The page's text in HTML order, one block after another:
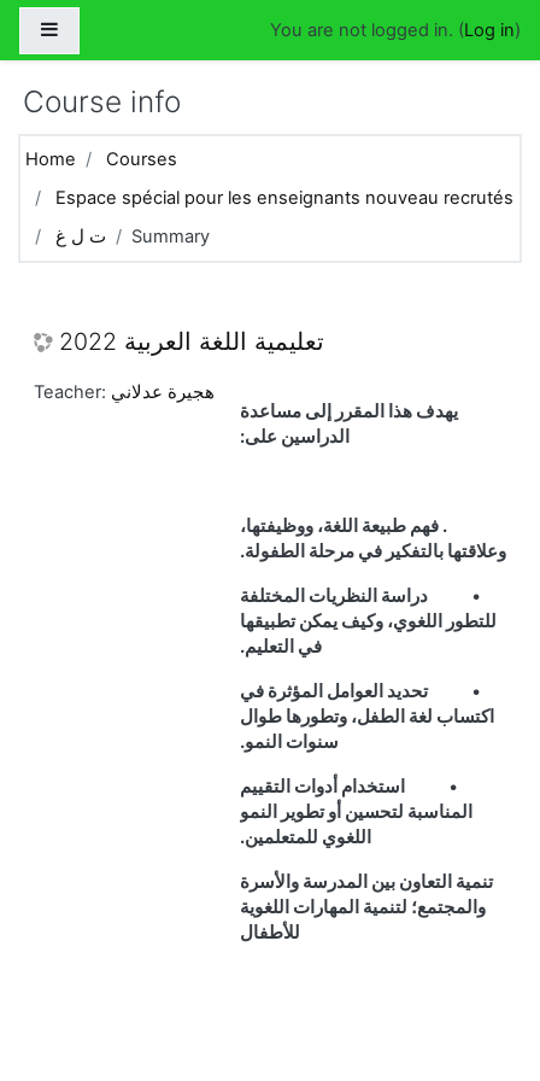
Skip to main content
You are not logged in. (Log in)
Course info
Home
Courses
Espace spécial pour les enseignants nouveau recrutés
ت ل غ
Summary
تعليمية اللغة العربية 2022
يهدف هذا المقرر إلى مساعدة
الدراسين على:
. فهم طبيعة اللغة، ووظيفتها،
وعلاقتها بالتفكير في مرحلة الطفولة.
•دراسة النظريات المختلفة
للتطور اللغوي، وكيف يمكن تطبيقها
في التعليم.
•تحديد العوامل المؤثرة في
اكتساب لغة الطفل، وتطورها طوال
سنوات النمو.
•
استخدام أدوات التقييم
المناسبة لتحسين أو تطوير النمو
اللغوي للمتعلمين.
تنمية التعاون بين المدرسة والأسرة
والمجتمع؛ لتنمية المهارات اللغوية
للأطفال
Teacher: هجيرة عدلاني